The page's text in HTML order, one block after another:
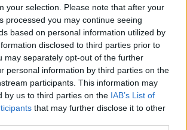
your selection. Please note that after your
processed you may continue seeing
based on personal information utilized by
disclosed to third parties prior to
may separately opt-out of the further
personal information by third parties on the
participants. This information may
by us to third parties on the IAB’s List of
that may further disclose it to other
la serata finale.
Il "dirottatore"
è superiore",
infuriare tutti